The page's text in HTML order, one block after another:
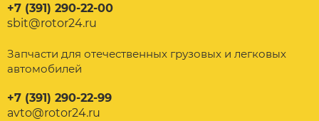
+7 (391) 290-22-00
sbit@rotor24.ru
Запчасти для отечественных грузовых и легковых
автомобилей
+7 (391) 290-22-99
avto@rotor24.ru